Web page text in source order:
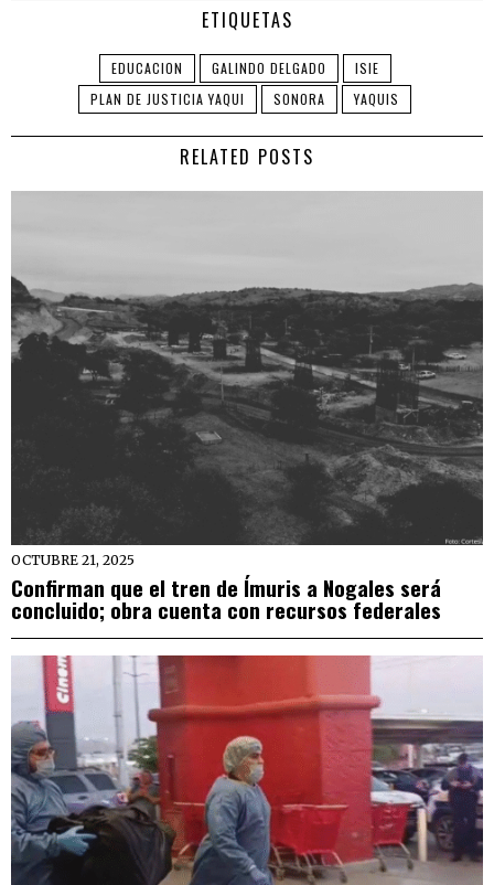
ETIQUETAS
EDUCACION GALINDO DELGADO
ISIE
PLAN DE JUSTICIA YAQUI
SONORA YAQUIS
RELATED POSTS
OCTUBRE 21, 2025
Confirman que el tren de Ímuris a Nogales será
concluido; obra cuenta con recursos federales